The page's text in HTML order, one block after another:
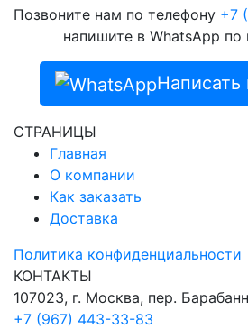
Позвоните нам по телефону +7
напишите в WhatsApp по
Написать
СТРАНИЦЫ
Главная
О компании
Как заказать
Доставка
Политика конфиденциальности
КОНТАКТЫ
107023, г. Москва, пер.
+7 (967) 443-33-83